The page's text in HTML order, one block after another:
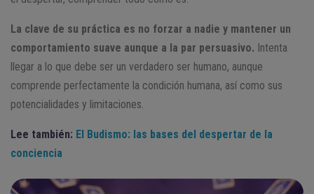
La clave de su práctica es no forzar a nadie y mantener un
comportamiento suave aunque a la par persuasivo. Intenta
llegar a lo que debe ser un verdadero ser humano, aunque
comprende perfectamente la condición humana, así como sus
potencialidades y limitaciones.
Lee también: El Budismo: las bases del despertar de la
conciencia